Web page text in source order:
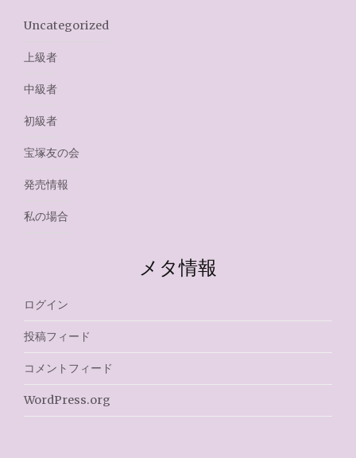
Uncategorized
上級者
中級者
初級者
宝塚友の会
発売情報
私の場合
メタ情報
ログイン
投稿フィード
コメントフィード
WordPress.org